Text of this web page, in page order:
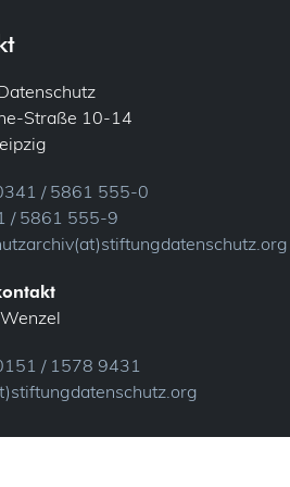
Straße 10-14
/ 5861 555-0
/ 5861 555-9
/ 1578 9431